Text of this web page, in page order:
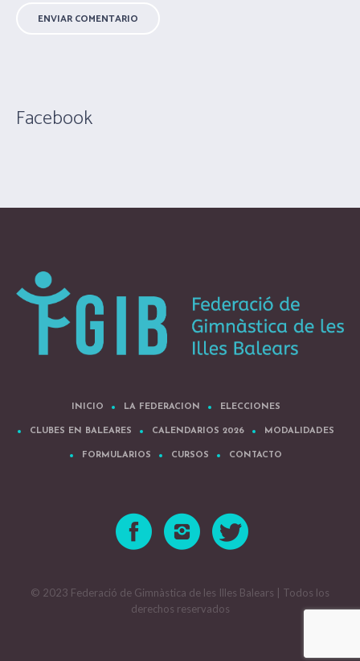
Facebook
INICIO LA FEDERACION ELECCIONES
CLUBES EN BALEARES CALENDARIOS 2026 MODALIDADES
FORMULARIOS CURSOS CONTACTO
© 2023 Federació de Gimnàstica de les Illes Balears | Todos los
derechos reservados